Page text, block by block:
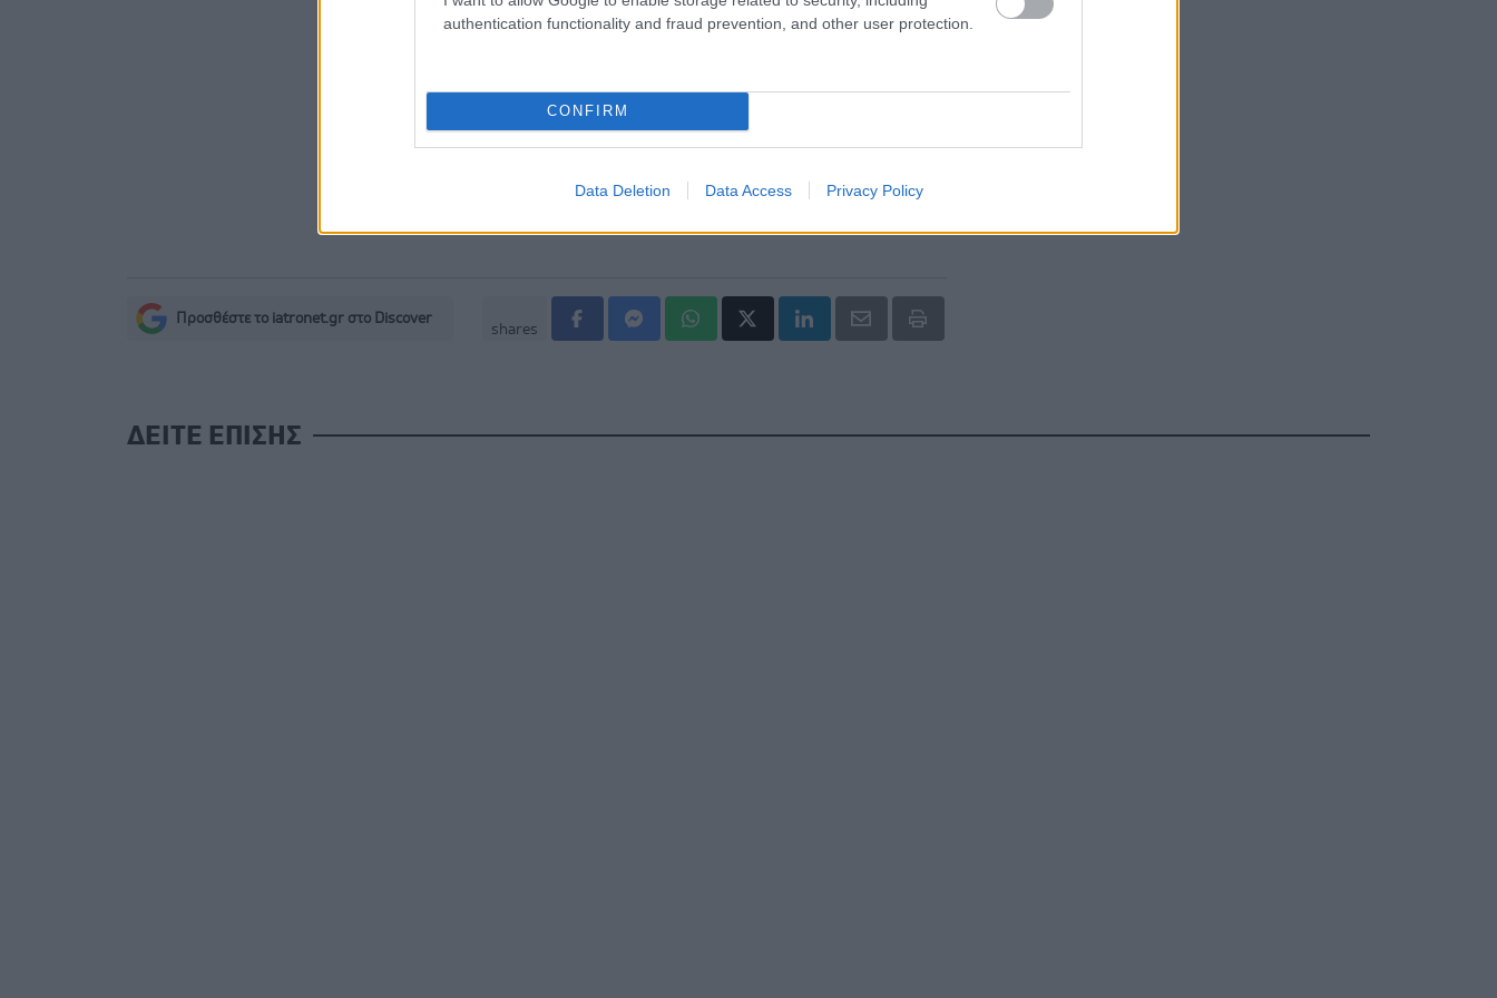
authentication functionality and fraud prevention, and other user protection.
CONFIRM
Data Deletion Data Access Privacy Policy
Καύσωνες ''λιώνουν'' την παραγωγή ζάχαρης στην Ευρώπη
δολαρίων από ώριμα προϊόντα, προμήθειες και αλυσίδα
εφοδιασμού
Με Ιδιωτική Πρωτοβουλία το πρώτο φαρμακείο στον Αγιο
Προσθέστε το iatronet.gr στο Discover
shares
ΔΕΙΤΕ ΕΠΙΣΗΣ